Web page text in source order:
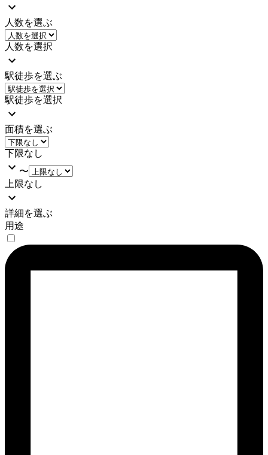
人数を選ぶ
人数を選択
駅徒歩を選ぶ
駅徒歩を選択
面積を選ぶ
下限なし
〜
上限なし
詳細を選ぶ
用途